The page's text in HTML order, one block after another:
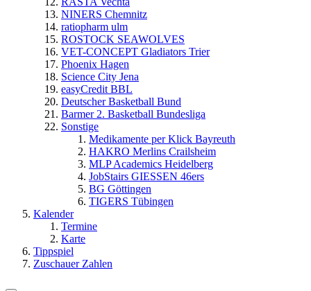
NINERS Chemnitz
ratiopharm ulm
ROSTOCK SEAWOLVES
VET-CONCEPT Gladiators Trier
Phoenix Hagen
Science City Jena
easyCredit BBL
Deutscher Basketball Bund
Barmer 2. Basketball Bundesliga
Sonstige
Medikamente per Klick Bayreuth
HAKRO Merlins Crailsheim
MLP Academics Heidelberg
JobStairs GIESSEN 46ers
BG Göttingen
TIGERS Tübingen
Kalender
Termine
Karte
Tippspiel
Zuschauer Zahlen